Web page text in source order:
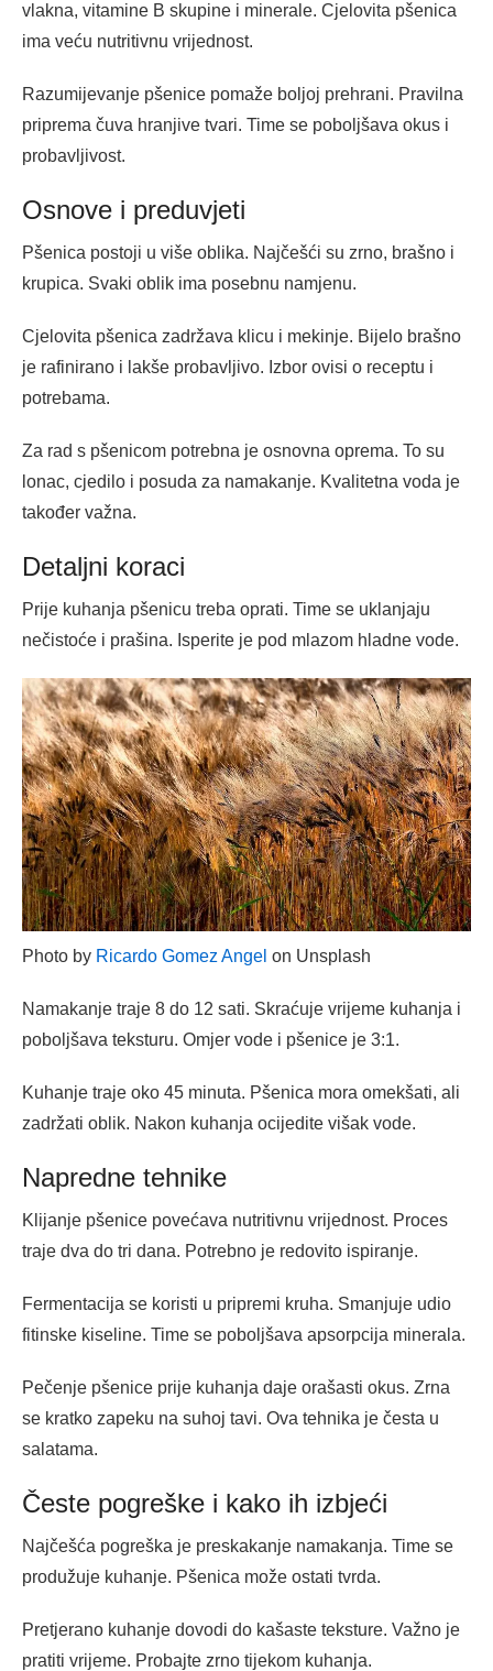
vlakna, vitamine B skupine i minerale. Cjelovita pšenica
ima veću nutritivnu vrijednost.
Razumijevanje pšenice pomaže boljoj prehrani. Pravilna
priprema čuva hranjive tvari. Time se poboljšava okus i
probavljivost.
Osnove i preduvjeti
Pšenica postoji u više oblika. Najčešći su zrno, brašno i
krupica. Svaki oblik ima posebnu namjenu.
Cjelovita pšenica zadržava klicu i mekinje. Bijelo brašno
je rafinirano i lakše probavljivo. Izbor ovisi o receptu i
potrebama.
Za rad s pšenicom potrebna je osnovna oprema. To su
lonac, cjedilo i posuda za namakanje. Kvalitetna voda je
također važna.
Detaljni koraci
Prije kuhanja pšenicu treba oprati. Time se uklanjaju
nečistoće i prašina. Isperite je pod mlazom hladne vode.
Photo by Ricardo Gomez Angel on Unsplash
Namakanje traje 8 do 12 sati. Skraćuje vrijeme kuhanja i
poboljšava teksturu. Omjer vode i pšenice je 3:1.
Kuhanje traje oko 45 minuta. Pšenica mora omekšati, ali
zadržati oblik. Nakon kuhanja ocijedite višak vode.
Napredne tehnike
Klijanje pšenice povećava nutritivnu vrijednost. Proces
traje dva do tri dana. Potrebno je redovito ispiranje.
Fermentacija se koristi u pripremi kruha. Smanjuje udio
fitinske kiseline. Time se poboljšava apsorpcija minerala.
Pečenje pšenice prije kuhanja daje orašasti okus. Zrna
se kratko zapeku na suhoj tavi. Ova tehnika je česta u
salatama.
Česte pogreške i kako ih izbjeći
Najčešća pogreška je preskakanje namakanja. Time se
produžuje kuhanje. Pšenica može ostati tvrda.
Pretjerano kuhanje dovodi do kašaste teksture. Važno je
pratiti vrijeme. Probajte zrno tijekom kuhanja.